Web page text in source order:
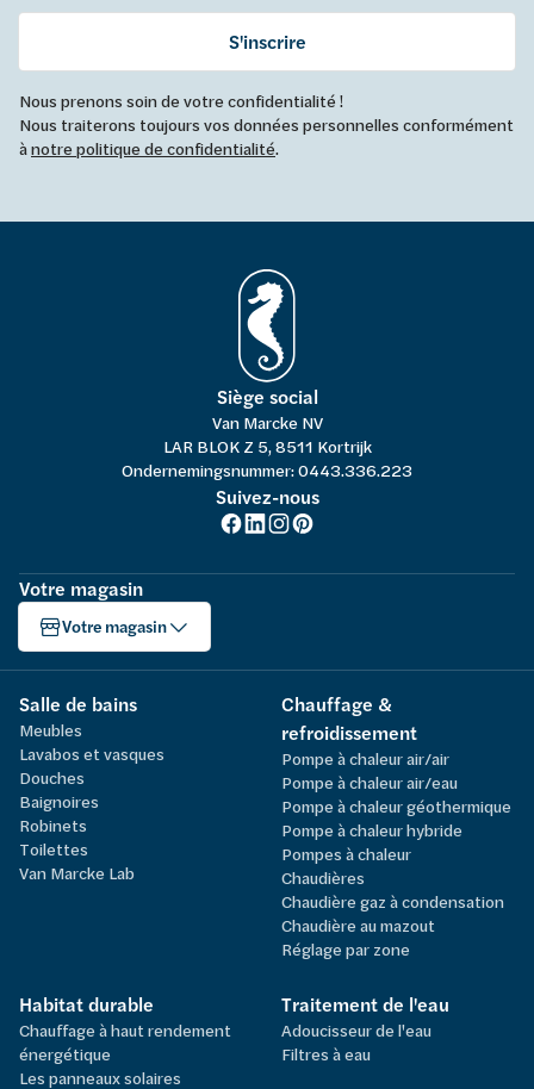
S'inscrire
Nous prenons soin de votre confidentialité !
Nous traiterons toujours vos données personnelles conformément
ànotre politique de confidentialité.
Siège social
Van Marcke NV
LAR BLOK Z 5, 8511 Kortrijk
Ondernemingsnummer: 0443.336.223
Suivez-nous
Votre magasin
Votre magasin
Salle de bains
Meubles
Lavabos et vasques
Douches
Baignoires
Robinets
Toilettes
Van Marcke Lab
Chauffage &
refroidissement
Pompe à chaleur air/air
Pompe à chaleur air/eau
Pompe à chaleur géothermique
Pompe à chaleur hybride
Pompes à chaleur
Chaudières
Chaudière gaz à condensation
Chaudière au mazout
Réglage par zone
Habitat durable
Chauffage à haut rendement
énergétique
Les panneaux solaires
Traitement de l'eau
Adoucisseur de l'eau
Filtres à eau